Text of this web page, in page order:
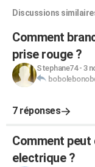
Discussions
Comment
prise rouge ?
Stephane74- 3
7 réponses
Comment peut
electrique ?